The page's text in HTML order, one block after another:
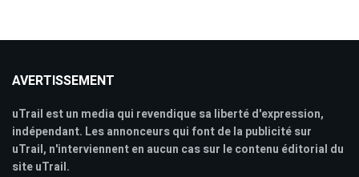
AVERTISSEMENT
uTrail est un media qui revendique sa liberté d'expression,
indépendant. Les annonceurs qui font de la publicité sur
uTrail, n'interviennent en aucun cas sur le contenu éditorial du
site uTrail.